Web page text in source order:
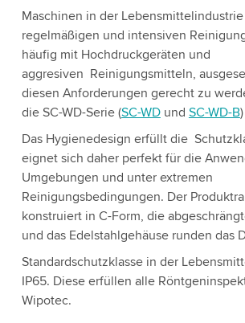
Maschinen in der
regelmäßigen und intensiven
häufig mit Hochdruckgeräten und
aggresiven Reinigungsmitteln,
diesen Anforderungen gerecht zu
die SC-WD-Serie (SC-WDund SC-WD-B
Das Hygienedesign erfüllt die
eignet sich daher perfekt für die
Umgebungen und unter extremen
Reinigungsbedingungen. Der
konstruiert in C-Form, die
und das Edelstahlgehäuse runden das
Standardschutzklasse in der
IP65. Diese erfüllen alle
Wipotec.